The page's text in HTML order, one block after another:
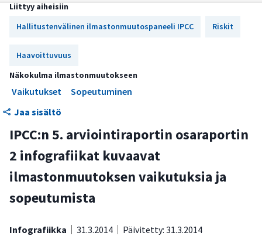
Liittyy aiheisiin
Hallitustenvälinen ilmastonmuutospaneeli IPCC
Riskit
Haavoittuvuus
Näkokulma ilmastonmuutokseen
Vaikutukset
Sopeutuminen
Jaa sisältö
IPCC:n 5. arviointiraportin osaraportin
2 infografiikat kuvaavat
ilmastonmuutoksen vaikutuksia ja
sopeutumista
Infografiikka 31.3.2014 Päivitetty: 31.3.2014